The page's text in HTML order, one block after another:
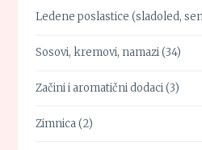
Ledene poslastice (sladoled,
Sosovi, kremovi, namazi(34)
Začini i aromatični dodaci(3)
Zimnica(2)